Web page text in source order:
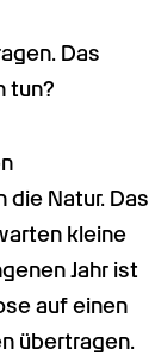
Das
tun?
Natur. Das
kleine
Jahr ist
auf einen
übertragen.